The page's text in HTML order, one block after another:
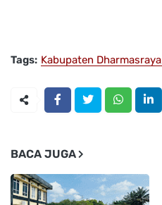
Tags: Kabupaten Dharmasraya
BACA JUGA